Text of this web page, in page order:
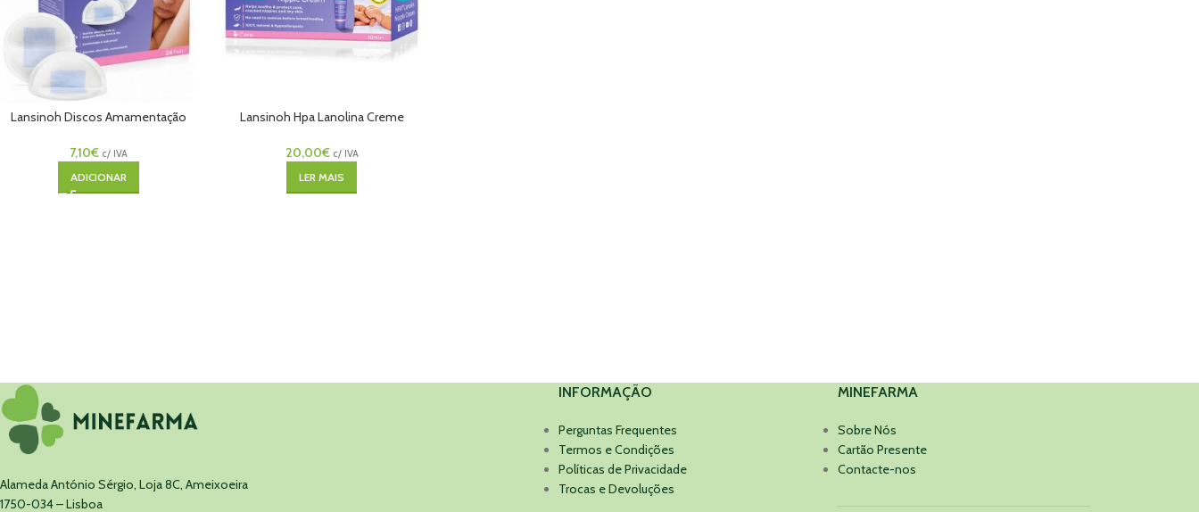
Lansinoh Discos Amamentação
7,10€ c/ IVA
ADICIONAR
Lansinoh Hpa Lanolina Creme
20,00€ c/ IVA
LER MAIS
Alameda António Sérgio, Loja 8C, Ameixoeira
1750-034 – Lisboa
INFORMAÇÃO
Perguntas Frequentes
Termos e Condições
Políticas de Privacidade
Trocas e Devoluções
MINEFARMA
Sobre Nós
Cartão Presente
Contacte-nos